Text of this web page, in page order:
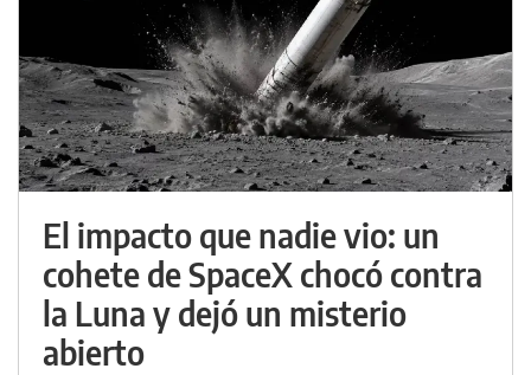
El impacto que nadie vio: un
cohete de SpaceX chocó contra
la Luna y dejó un misterio
abierto